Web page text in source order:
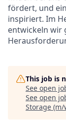
fördert, und
inspiriert. Im
entwickeln wir
This job is
See open
See open
Storage